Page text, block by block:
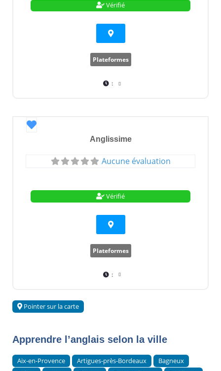
Vérifié
Plateformes
:
Favori
Anglissime
Aucune évaluation
Vérifié
Plateformes
:
Pointer sur la carte
Apprendre l’anglais selon la ville
Aix-en-Provence Artigues-près-Bordeaux
Bagneux